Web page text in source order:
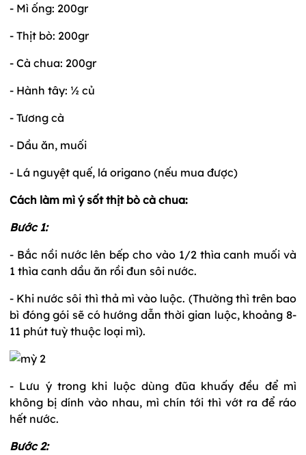
- Mì ống: 200gr
- Thịt bò: 200gr
- Cà chua: 200gr
- Hành tây: ½ củ
- Tương cà
- Dầu ăn, muối
- Lá nguyệt quế, lá origano (nếu mua được)
Cách làm mì ý sốt thịt bò cà chua:
Bước 1:
- Bắc nồi nước lên bếp cho vào 1/2 thìa canh muối và
1 thìa canh dầu ăn rồi đun sôi nước.
- Khi nước sôi thì thả mì vào luộc. (Thường thì trên bao
bì đóng gói sẽ có hướng dẫn thời gian luộc, khoảng 8-
11 phút tuỳ thuộc loại mì).
- Lưu ý trong khi luộc dùng đũa khuấy đều để mì
không bị dính vào nhau, mì chín tới thì vớt ra để ráo
hết nước.
Bước 2: